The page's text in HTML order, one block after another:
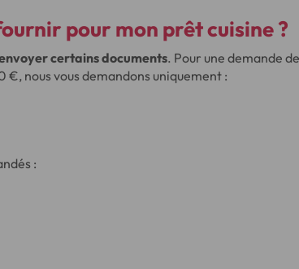
pour mon prêt cuisine?
certains documents. Pour une demande de
nous vous demandons uniquement :
: